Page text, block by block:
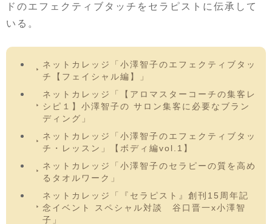
ドのエフェクティブタッチをセラピストに伝承して
いる。
ネットカレッジ「小澤智子のエフェクティブタッ
チ【フェイシャル編】」
ネットカレッジ「【アロマスターコーチの集客レ
シピ１】小澤智子の サロン集客に必要なブラン
ディング」
ネットカレッジ「小澤智子のエフェクティブタッ
チ・レッスン」【ボディ編vol.1】
ネットカレッジ「小澤智子のセラピーの質を高め
るタオルワーク」
ネットカレッジ「『セラピスト』創刊15周年記
念イベント スペシャル対談 谷口晋一x小澤智
子」